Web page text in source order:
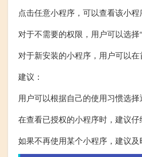
点击任意小程序，可以查看该小程
对于不需要的权限，用户可以选择“
对于新安装的小程序，用户可以在
建议：
用户可以根据自己的使用习惯选择
在查看已授权的小程序时，建议
如果不再使用某个小程序，建议及